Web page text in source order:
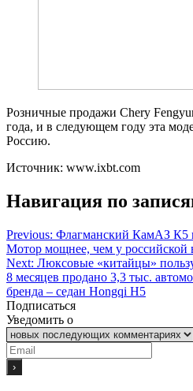
Розничные продажи Chery
года, и в следующем году эта
Россию.
Источник: www.ixbt.com
Навигация по
Previous: Флагманский КамАЗ К5
Мотор мощнее, чем у российской
Next: Люксовые «китайцы»
8 месяцев продано 3,3 тыс.
бренда – седан Hongqi H5
Подписаться
Уведомить о